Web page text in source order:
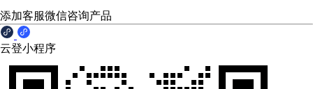
添加客服微信咨询产品
云登小程序